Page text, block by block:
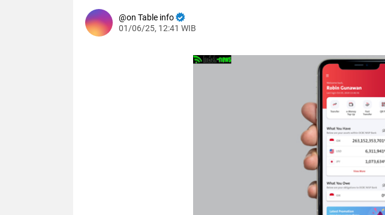
on Table info
01/06/25, 12:41 WIB